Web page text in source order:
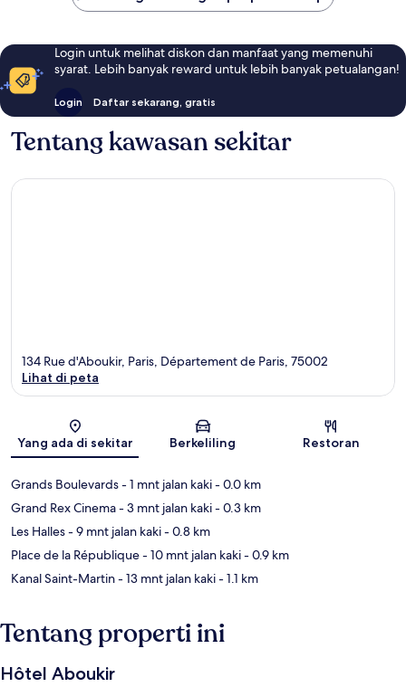
Login untuk melihat diskon dan manfaat yang memenuhi
syarat. Lebih banyak reward untuk lebih banyak petualangan!
Login Daftar sekarang, gratis
Tentang kawasan sekitar
Peta
134 Rue d'Aboukir, Paris, Département de Paris, 75002
Lihat di peta
Yang ada di sekitar Berkeliling Restoran
Grands Boulevards- 1 mnt jalan kaki- 0.0 km
Grand Rex Cinema- 3 mnt jalan kaki- 0.3 km
Les Halles- 9 mnt jalan kaki- 0.8 km
Place de la République- 10 mnt jalan kaki- 0.9 km
Kanal Saint-Martin- 13 mnt jalan kaki- 1.1 km
Tentang properti ini
Hôtel Aboukir